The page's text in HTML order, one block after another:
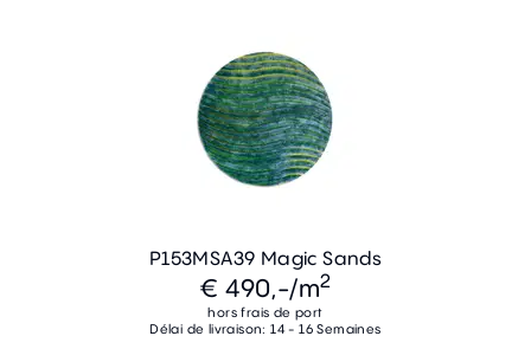
P153MSA39 Magic Sands
€ 490,-/m2
hors frais de port
Délai de livraison: 14 - 16 Semaines